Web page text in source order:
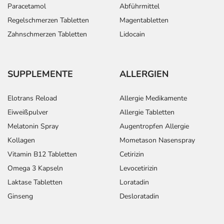
- Thrombozytopenie (Verminderung der Anzahl der
Blutplättchen)
- Anstieg der Leberwerte
- Unterzuckerung
Beinen oder Armen
- Muskelschmerzen
- Muskelzuckungen
- Muskelkrämpfe
- Gelenkschmerzen
- Allgemeine Schwäche
- Durstgefühl
- Schüttelfrost
- Störungen der Sexualfunktion, wie:
- Ejakulationsstörungen (Störungen beim Samenerguss)
Paracetamol
Regelschmerzen Tabletten
Zahnschmerzen Tabletten
Abführmittel
Magentabletten
Lidocain
SUPPLEMENTE
Elotrans Reload
Eiweißpulver
Melatonin Spray
Kollagen
Vitamin B12 Tabletten
Omega 3 Kapseln
Laktase Tabletten
Ginseng
ALLERGIEN
Allergie Medikamente
Allergie Tabletten
Augentropfen Allergie
Mometason Nasenspray
Cetirizin
Levocetirizin
Loratadin
Desloratadin